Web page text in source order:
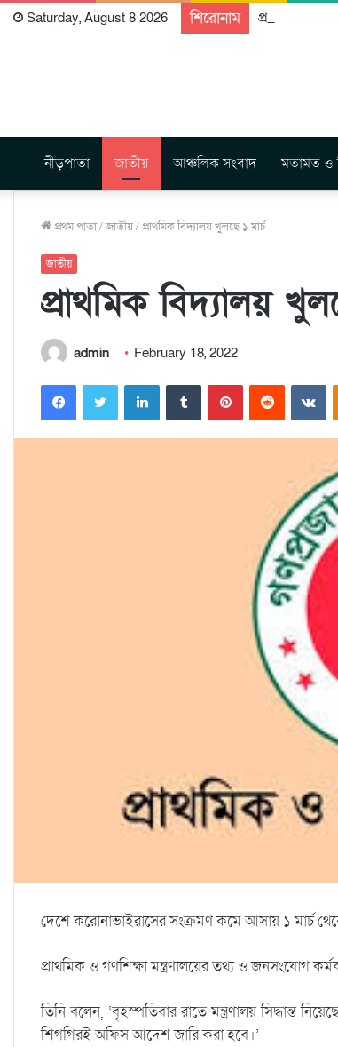
Saturday, August 8 2026 শিরোনাম প্রকাশিত হতে
নীড়পাতা জাতীয় আঞ্চলিক সংবাদ মতামত ও
প্রথম পাতা/জাতীয়/প্রাথমিক বিদ্যালয় খুলছে ১ মার্চ
জাতীয়
প্রাথমিক বিদ্যালয়
admin February 18, 2022
দেশে করোনাভাইরাসের সংক্রমণ কমে আসায় ১ মার্চ
প্রাথমিক ও গণশিক্ষা মন্ত্রণালয়ের তথ্য ও জনসংযোগ
তিনি বলেন, ‘বৃহস্পতিবার রাতে মন্ত্রণালয় সিদ্ধান্ত
শিগগিরই অফিস আদেশ জারি করা হবে।’